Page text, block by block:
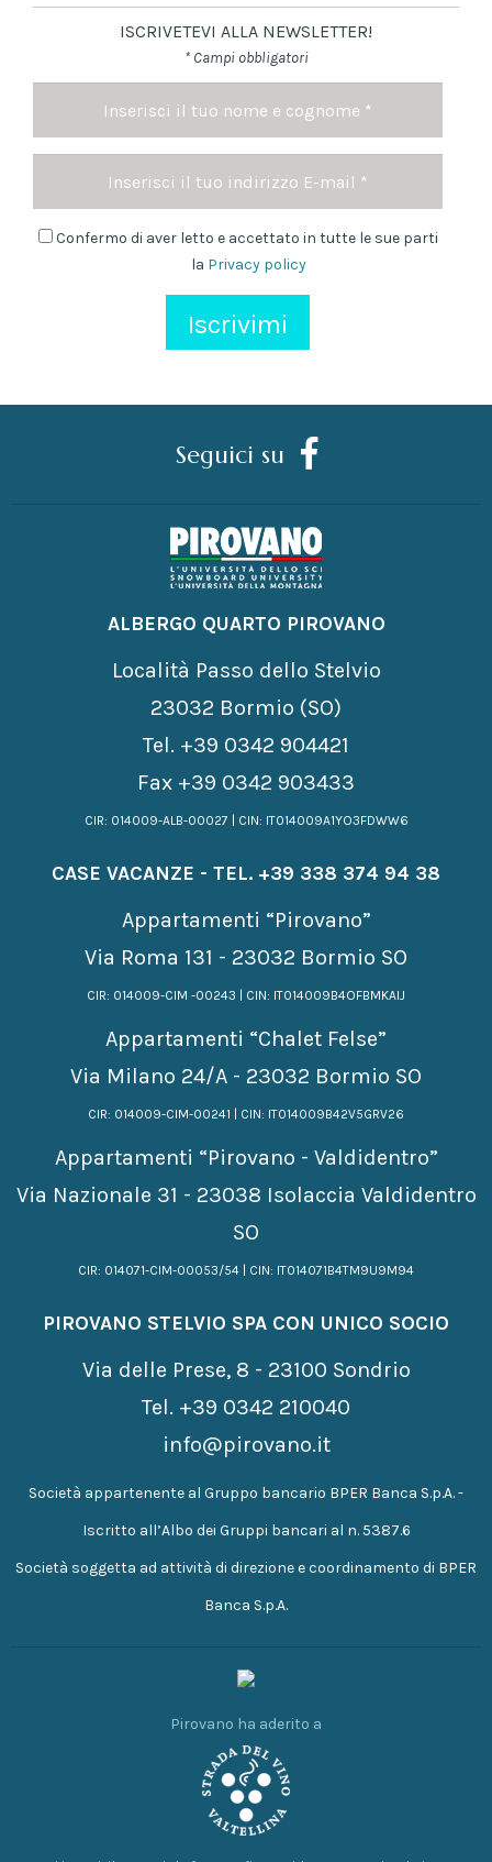
ISCRIVETEVI ALLA NEWSLETTER!
* Campi obbligatori
e
Email
Newsletter
Confermo di aver letto e accettato in tutte le sue parti
la Privacy policy
Seguici su
ALBERGO QUARTO PIROVANO
Località Passo dello Stelvio
23032 Bormio (SO)
Tel. +39 0342 904421
Fax +39 0342 903433
CIR: 014009-ALB-00027 | CIN: IT014009A1YO3FDWW6
CASE VACANZE - TEL. +39 338 374 94 38
Appartamenti “Pirovano”
Via Roma 131 - 23032 Bormio SO
CIR: 014009-CIM -00243 | CIN: IT014009B4OFBMKAIJ
Appartamenti “Chalet Felse”
Via Milano 24/A - 23032 Bormio SO
CIR: 014009-CIM-00241 | CIN: IT014009B42V5GRV26
Appartamenti “Pirovano - Valdidentro”
Via Nazionale 31 - 23038 Isolaccia Valdidentro
SO
CIR: 014071-CIM-00053/54 | CIN: IT014071B4TM9U9M94
PIROVANO STELVIO SPA CON UNICO SOCIO
Via delle Prese, 8 - 23100 Sondrio
Tel. +39 0342 210040
info@pirovano.it
Società appartenente al Gruppo bancario BPER Banca S.p.A. -
Iscritto all’Albo dei Gruppi bancari al n. 5387.6
Società soggetta ad attività di direzione e coordinamento di BPER
Banca S.p.A.
Pirovano ha aderito a